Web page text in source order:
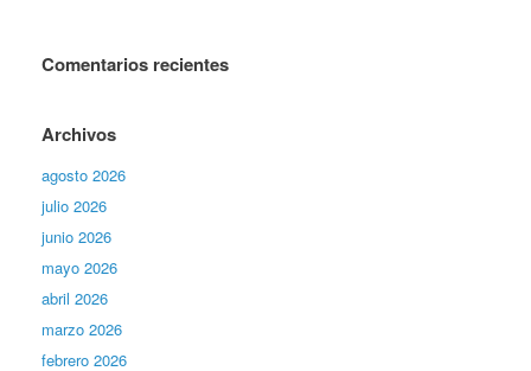
Comentarios recientes
Archivos
agosto 2026
julio 2026
junio 2026
mayo 2026
abril 2026
marzo 2026
febrero 2026